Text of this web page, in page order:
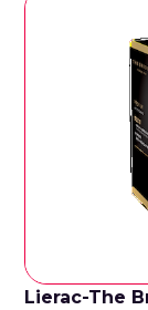
Lierac-The